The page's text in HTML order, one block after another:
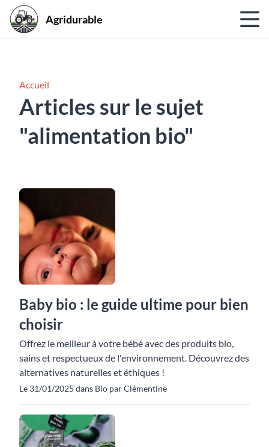
Agridurable
Accueil
Articles sur le sujet
"alimentation bio"
Baby bio : le guide ultime pour bien
choisir
Offrez le meilleur à votre bébé avec des produits bio,
sains et respectueux de l'environnement. Découvrez des
alternatives naturelles et éthiques !
Le 31/01/2025 dans Bio par Clémentine